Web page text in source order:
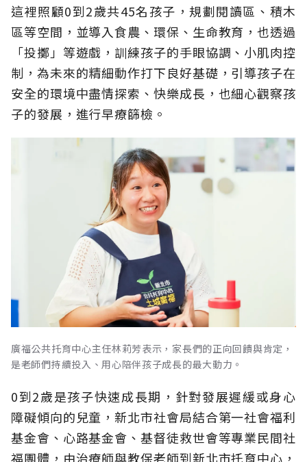
這裡照顧0到2歲共45名孩子，規劃閱讀區、積木
區等空間，並導入食農、環保、生命教育，也透過
「投擲」等遊戲，訓練孩子的手眼協調、小肌肉控
制，為未來的精細動作打下良好基礎，引導孩子在
安全的環境中盡情探索、快樂成長，也細心觀察孩
子的發展，進行早療篩檢。
廣福公共托育中心主任林莉芳表示，家長們的正向回饋與肯定，
是老師們持續投入、用心陪伴孩子成長的最大動力。
0到2歲是孩子快速成長期，針對發展遲緩或身心
障礙傾向的兒童，新北市社會局結合第一社會福利
基金會、心路基金會、基督徒救世會等專業民間社
福團體，由治療師與教保老師到新北市托育中心，